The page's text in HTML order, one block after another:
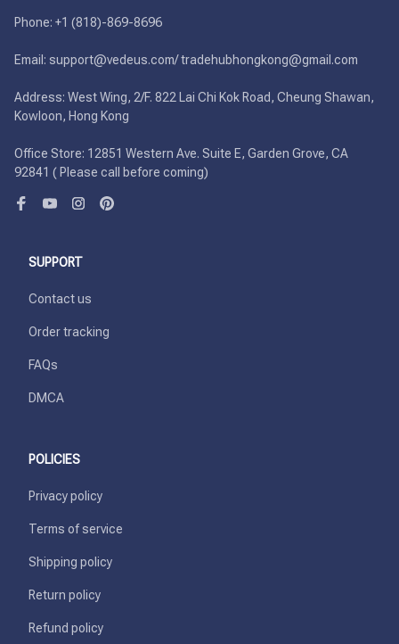
Phone: +1 (818)-869-8696
Email: support@vedeus.com/ tradehubhongkong@gmail.com
Address: West Wing, 2/F. 822 Lai Chi Kok Road, Cheung Shawan,
Kowloon, Hong Kong
Office Store: 12851 Western Ave. Suite E, Garden Grove, CA
92841 ( Please call before coming)
SUPPORT
Contact us
Order tracking
FAQs
DMCA
POLICIES
Privacy policy
Terms of service
Shipping policy
Return policy
Refund policy